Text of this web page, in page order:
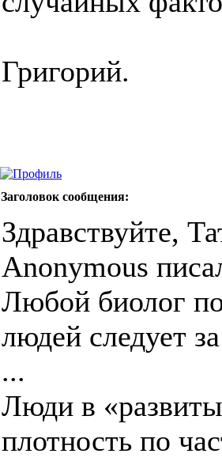
Григорий.
Заголовок сообщения:
Здравствуйте,
Anonymous
Любой биолог
людей следует
...
Люди в
плотность по